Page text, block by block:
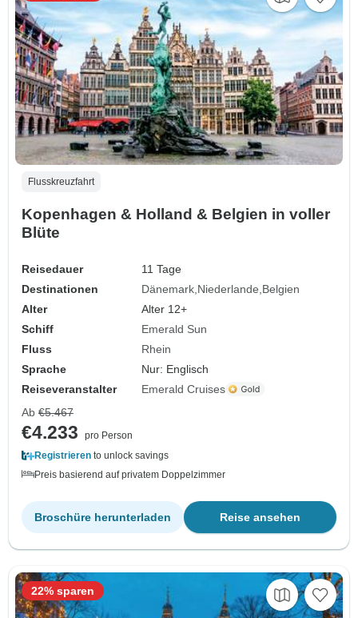
Flusskreuzfahrt
Kopenhagen & Holland & Belgien in voller
Blüte
Reisedauer
11 Tage
Destinationen
Dänemark Niederlande Belgien
Alter
Alter 12+
Schiff
Emerald Sun
Fluss
Rhein
Sprache
Nur: Englisch
Reiseveranstalter
Emerald Cruises
Ab €5.467
€4.233
pro Person
Registrieren to unlock savings
Preis basierend auf privatem Doppelzimmer
Reise ansehen
Broschüre herunterladen
22% sparen